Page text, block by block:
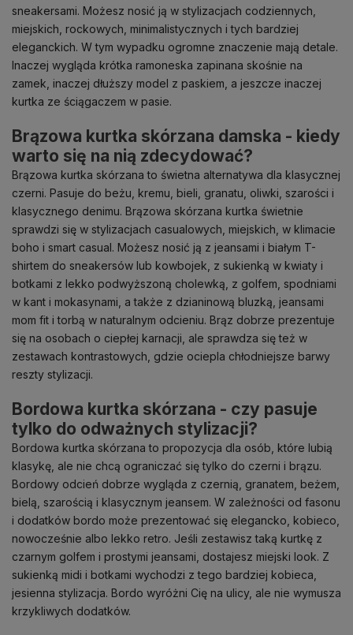
sneakersami. Możesz nosić ją w stylizacjach codziennych,
miejskich, rockowych, minimalistycznych i tych bardziej
eleganckich. W tym wypadku ogromne znaczenie mają detale.
Inaczej wygląda krótka ramoneska zapinana skośnie na
zamek, inaczej dłuższy model z paskiem, a jeszcze inaczej
kurtka ze ściągaczem w pasie.
Brązowa kurtka skórzana damska - kiedy
warto się na nią zdecydować?
Brązowa kurtka skórzana to świetna alternatywa dla klasycznej
czerni. Pasuje do beżu, kremu, bieli, granatu, oliwki, szarości i
klasycznego denimu. Brązowa skórzana kurtka świetnie
sprawdzi się w stylizacjach casualowych, miejskich, w klimacie
boho i smart casual. Możesz nosić ją z jeansami i białym T-
shirtem do sneakersów lub kowbojek, z sukienką w kwiaty i
botkami z lekko podwyższoną cholewką, z golfem, spodniami
w kant i mokasynami, a także z dzianinową bluzką, jeansami
mom fit i torbą w naturalnym odcieniu. Brąz dobrze prezentuje
się na osobach o ciepłej karnacji, ale sprawdza się też w
zestawach kontrastowych, gdzie ociepla chłodniejsze barwy
reszty stylizacji.
Bordowa kurtka skórzana - czy pasuje
tylko do odważnych stylizacji?
Bordowa kurtka skórzana to propozycja dla osób, które lubią
klasykę, ale nie chcą ograniczać się tylko do czerni i brązu.
Bordowy odcień dobrze wygląda z czernią, granatem, beżem,
bielą, szarością i klasycznym jeansem. W zależności od fasonu
i dodatków bordo może prezentować się elegancko, kobieco,
nowocześnie albo lekko retro. Jeśli zestawisz taką kurtkę z
czarnym golfem i prostymi jeansami, dostajesz miejski look. Z
sukienką midi i botkami wychodzi z tego bardziej kobieca,
jesienna stylizacja. Bordo wyróżni Cię na ulicy, ale nie wymusza
krzykliwych dodatków.